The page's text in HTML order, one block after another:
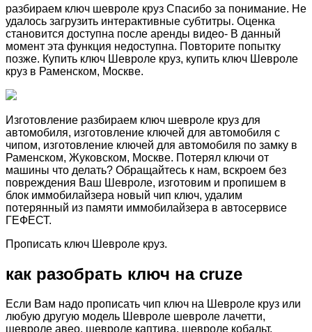
разбираем ключ шевроле круз Спасибо за понимание. Не
удалось загрузить интерактивные субтитры. Оценка
становится доступна после аренды видео- В данный
момент эта функция недоступна. Повторите попытку
позже. Купить ключ Шевроле круз, купить ключ Шевроле
круз в Раменском, Москве.
Изготовление разбираем ключ шевроле круз для
автомобиля, изготовление ключей для автомобиля с
чипом, изготовление ключей для автомобиля по замку в
Раменском, Жуковском, Москве. Потерял ключи от
машины что делать? Обращайтесь к нам, вскроем без
повреждения Ваш Шевроле, изготовим и пропишем в
блок иммобилайзера новый чип ключ, удалим
потерянный из памяти иммобилайзера в автосервисе
ГЕФЕСТ.
Прописать ключ Шевроле круз.
как разобрать ключ на cruze
Если Вам надо прописать чип ключ на Шевроле круз или
любую другую модель Шевроле шевроле лачетти,
шевроле авео, шевроле каптива, шевроле кобальт,